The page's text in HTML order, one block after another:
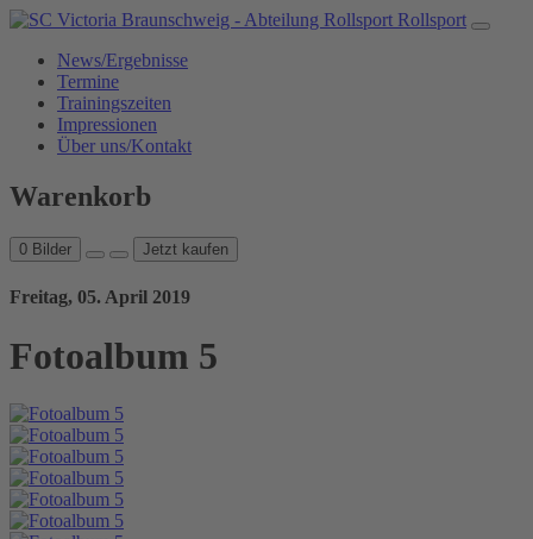
Rollsport
News/Ergebnisse
Termine
Trainingszeiten
Impressionen
Über uns/Kontakt
Warenkorb
0 Bilder Jetzt kaufen
Freitag, 05. April 2019
Fotoalbum 5